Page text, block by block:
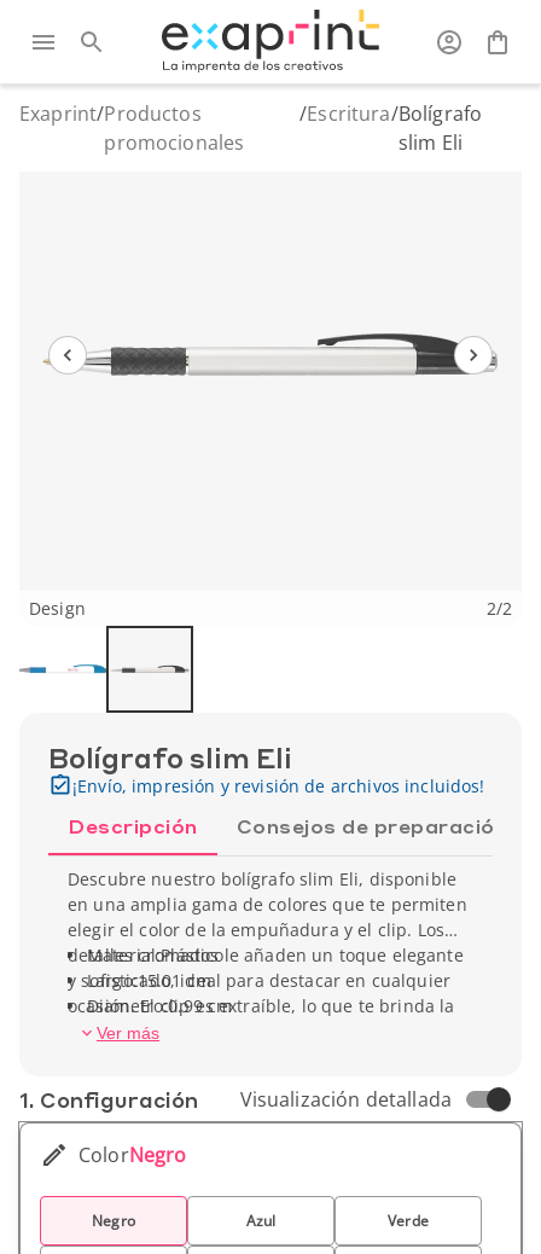
Exaprint/Productos
promocionales
/Escritura/Bolígrafo
slim Eli
Design 2/2
Bolígrafo slim Eli
¡Envío, impresión y revisión de archivos incluidos!
Descripción Consejos de preparación
Descubre nuestro bolígrafo slim Eli, disponible
en una amplia gama de colores que te permiten
elegir el color de la empuñadura y el clip. Los
detalles cromados le añaden un toque elegante
y sofisticado, ideal para destacar en cualquier
ocasión. El clip es extraíble, lo que te brinda la
oportunidad de personalizar completamente el
Material:Plástico
Largo:15.01 cm
Diametro:0.99 cm
Peso unitario:9.07 gr
Ver más
1. Conf­iguración Visualización detallada
ColorNegro
Negro Azul Verde